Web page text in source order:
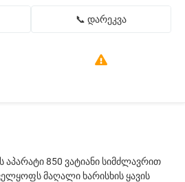
📞 დარეკვა
აპარატი 850 ვატიანი სიმძლავრით
მაღალი ხარისხის ყავის